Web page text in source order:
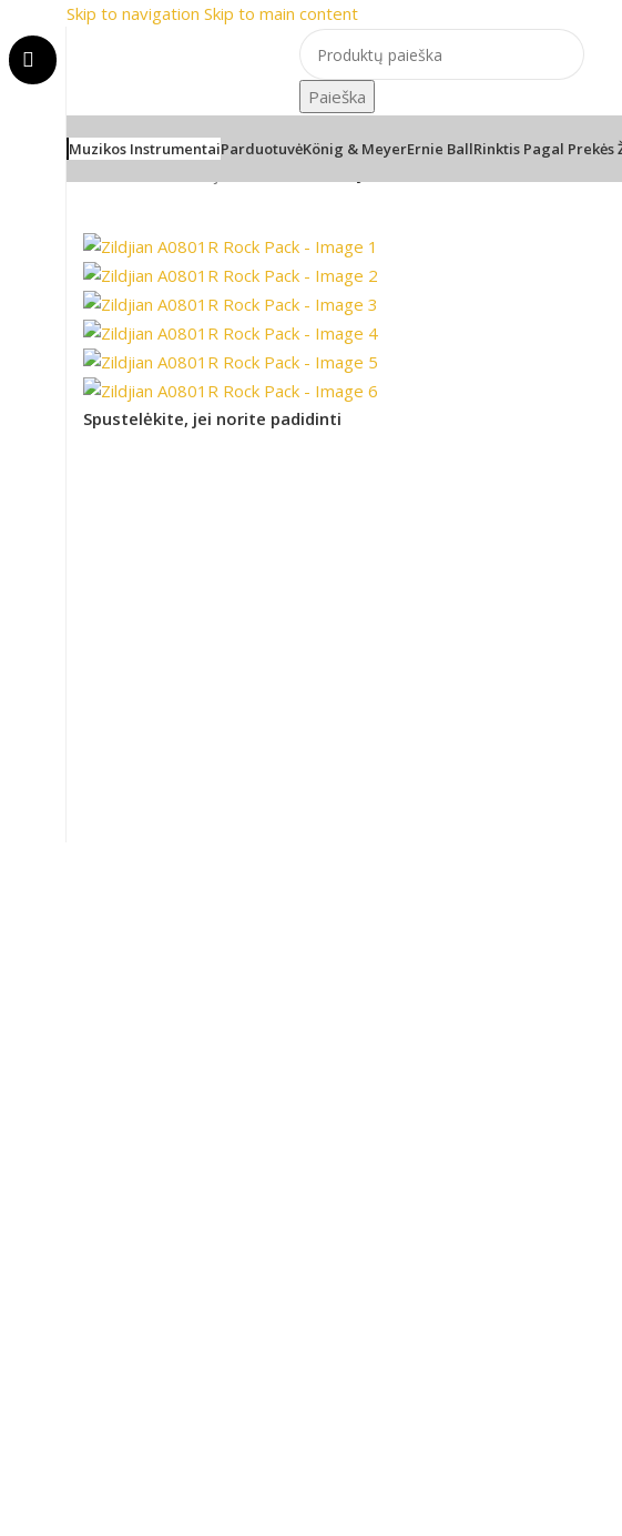
Skip to navigation Skip to main content
📦 Nemokamas pristatymas nuo 100€🎸 Žinomiausi prekių
📦 Nemokamas pristatymas nuo 100€
Paieška
Muzikos InstrumentaiParduotuvėKönig & MeyerErnie BallRinktis Pagal Prekės
Spustelėkite, jei norite padidinti